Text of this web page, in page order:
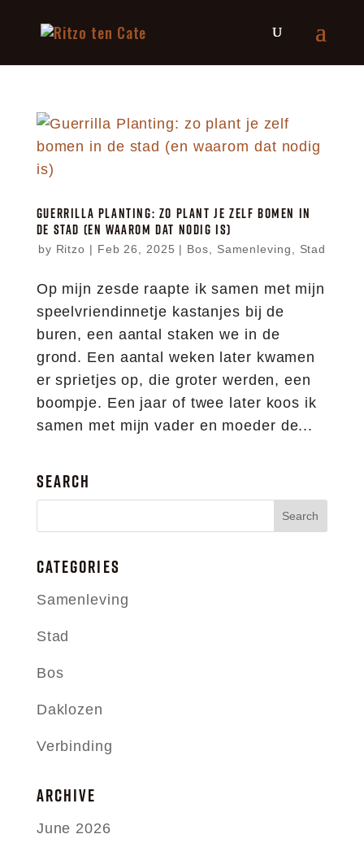
GUERRILLA PLANTING: ZO PLANT JE ZELF BOMEN IN
DE STAD (EN WAAROM DAT NODIG IS)
by Ritzo | Feb 26, 2025 | Bos Samenleving Stad
Op mijn zesde raapte ik samen met mijn
speelvriendinnetje kastanjes bij de
buren, een aantal staken we in de
grond. Een aantal weken later kwamen
er sprietjes op, die groter werden, een
boompje. Een jaar of twee later koos ik
samen met mijn vader en moeder de...
SEARCH
CATEGORIES
Samenleving
Stad
Bos
Daklozen
Verbinding
ARCHIVE
June 2026